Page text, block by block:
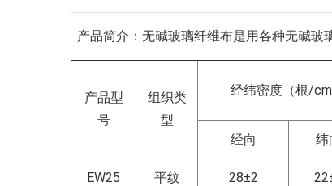
产品简介：无碱玻璃纤维布是用各种无碱玻
产品型
号
组织类
型
经纬密度（根/
经向
纬
EW25 平纹 28±2